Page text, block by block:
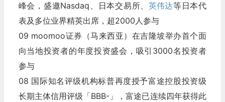
峰会，盛邀Nasdaq、日本交易所、英伟达等日本代
表及多位业界精英出席，超2000人参与
09 moomoo证券（马来西亚）在吉隆坡举办首个面
向当地投资者的年度投资盛会，吸引3000名投资者
参与
08 国际知名评级机构标普再度授予富途控股投资级
长期主体信用评级「BBB-」，富途已连续四年获得此